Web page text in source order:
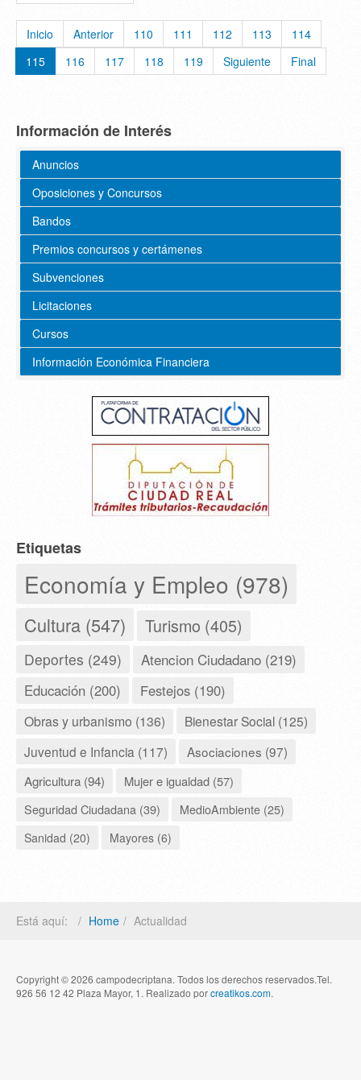
Inicio Anterior 110 111 112 113
114
115
116 117 118 119 Siguiente Final
Información de Interés
Anuncios
Oposiciones y Concursos
Bandos
Premios concursos y certámenes
Subvenciones
Licitaciones
Cursos
Información Económica Financiera
Etiquetas
Economía y Empleo (978)
Cultura (547) Turismo (405)
Deportes (249) Atencion Ciudadano (219)
Educación (200) Festejos (190)
Obras y urbanismo (136)
Bienestar Social (125)
Juventud e Infancia (117)
Asociaciones (97)
Agricultura (94)
Mujer e igualdad (57)
Seguridad Ciudadana (39)
MedioAmbiente (25)
Sanidad (20)
Mayores (6)
Está aquí: Home Actualidad
Copyright © 2026 campodecriptana. Todos los derechos reservados.Tel.
926 56 12 42 Plaza Mayor, 1. Realizado porcreatikos.com.